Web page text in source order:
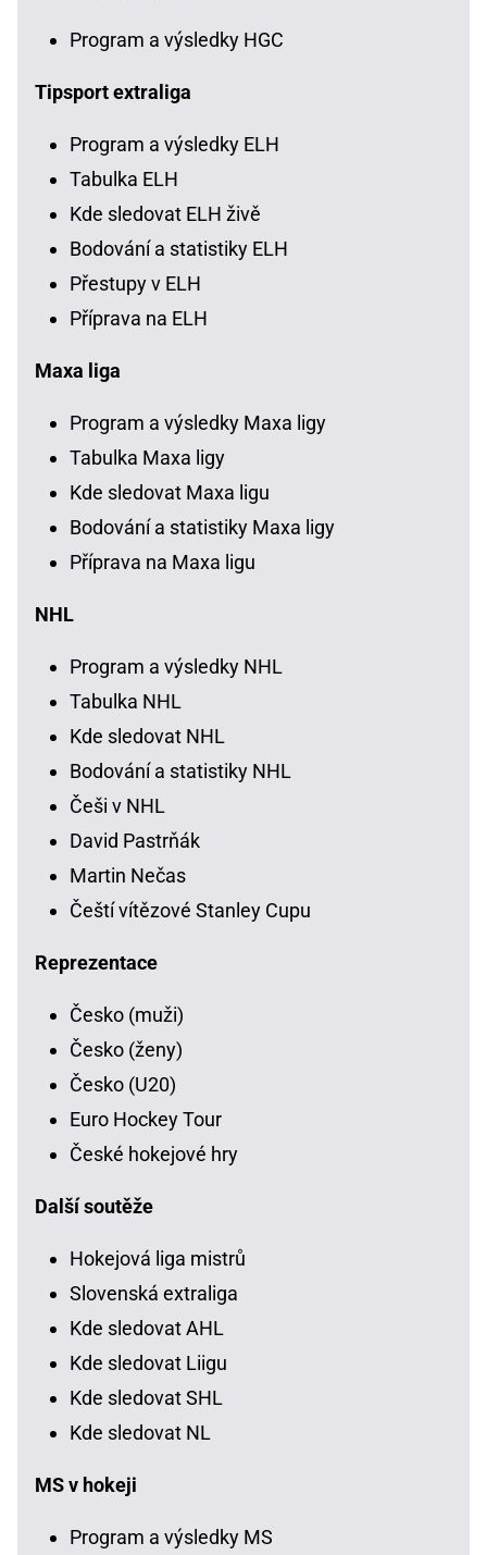
Program a výsledky HGC
Tipsport extraliga
Program a výsledky ELH
Tabulka ELH
Kde sledovat ELH živě
Bodování a statistiky ELH
Přestupy v ELH
Příprava na ELH
Maxa liga
Program a výsledky Maxa ligy
Tabulka Maxa ligy
Kde sledovat Maxa ligu
Bodování a statistiky Maxa ligy
Příprava na Maxa ligu
NHL
Program a výsledky NHL
Tabulka NHL
Kde sledovat NHL
Bodování a statistiky NHL
Češi v NHL
David Pastrňák
Martin Nečas
Čeští vítězové Stanley Cupu
Reprezentace
Česko (muži)
Česko (ženy)
Česko (U20)
Euro Hockey Tour
České hokejové hry
Další soutěže
Hokejová liga mistrů
Slovenská extraliga
Kde sledovat AHL
Kde sledovat Liigu
Kde sledovat SHL
Kde sledovat NL
MS v hokeji
Program a výsledky MS